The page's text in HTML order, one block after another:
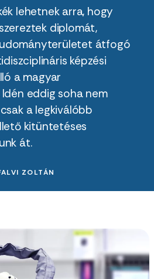
lehetnek arra, hogy
diplomát,
átfogó
képzési
a magyar
eddig soha nem
a legkiválóbb
kitüntetéses
át.
ZOLTÁN